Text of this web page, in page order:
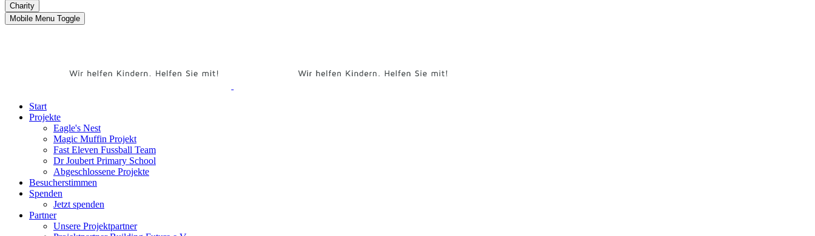
Charity
Mobile Menu Toggle
Start
Projekte
Eagle's Nest
Magic Muffin Projekt
Fast Eleven Fussball Team
Dr Joubert Primary School
Abgeschlossene Projekte
Besucherstimmen
Spenden
Jetzt spenden
Partner
Unsere Projektpartner